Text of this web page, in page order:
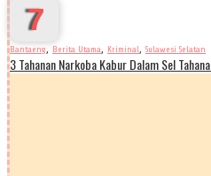
7
Bantaeng, Berita Utama Kriminal Sulawesi Selatan
3 Tahanan Narkoba Kabur Dalam Sel Tahana…